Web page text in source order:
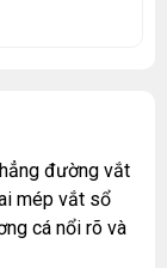
đường vắt
mép vắt sổ
cá nổi rõ và